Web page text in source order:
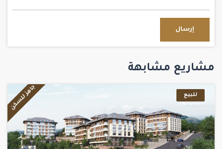
إرسال
مشاريع مشابهة
للبيع جاهز للسكن